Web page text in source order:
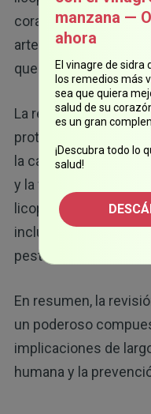
corazón inducido por
arteriosclerosis
que implica el
La revisión también
protectoras de los
la calidad del
y la visión. Además,
licopeno ayuda a
incluyendo toxinas
pesticidas, herbicidas
En resumen, la
un poderoso
implicaciones de
humana y la
manzana —
ahora
El vinagre de sidra
los remedios más
sea que quiera
salud de su
es un gran
¡Descubra todo lo
salud!